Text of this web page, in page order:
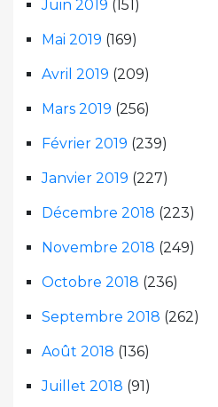
Juin 2019 (151)
Mai 2019 (169)
Avril 2019 (209)
Mars 2019 (256)
Février 2019 (239)
Janvier 2019 (227)
Décembre 2018 (223)
Novembre 2018 (249)
Octobre 2018 (236)
Septembre 2018 (262)
Août 2018 (136)
Juillet 2018 (91)